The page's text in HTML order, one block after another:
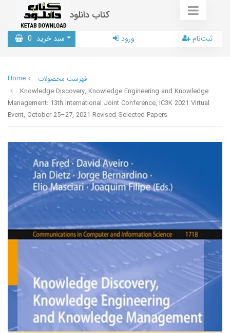
کتاب دانلود
سبد خرید 0 ورود ثبت‌نام
Home
فهرست محصولات
Knowledge Discovery, Knowledge Engineering and Knowledge
Management: 13th International Joint Conference, IC3K 2021 Virtual
Event, October 25–27, 2021 Revised Selected Papers